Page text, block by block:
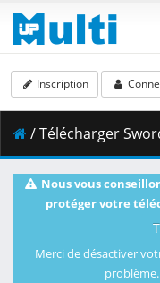
Inscription
/ Télécharger Sword_Art_Online_-_Alicization_-
Nous vous
protéger votre
Merci de désactiver
problème.